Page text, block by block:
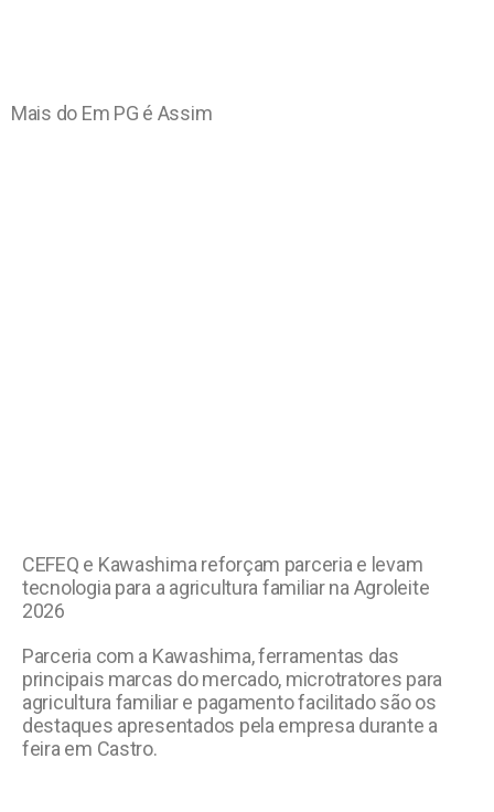
Mais do Em PG é Assim
CEFEQ e Kawashima reforçam parceria e levam
tecnologia para a agricultura familiar na Agroleite
2026
Parceria com a Kawashima, ferramentas das
principais marcas do mercado, microtratores para
agricultura familiar e pagamento facilitado são os
destaques apresentados pela empresa durante a
feira em Castro.